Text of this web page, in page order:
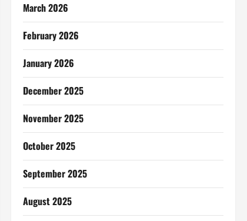
March 2026
February 2026
January 2026
December 2025
November 2025
October 2025
September 2025
August 2025